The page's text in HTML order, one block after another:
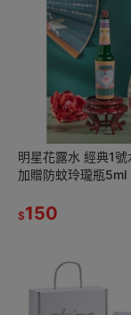
明星花露水 經典1
加贈防蚊玲瓏瓶5ml
$150